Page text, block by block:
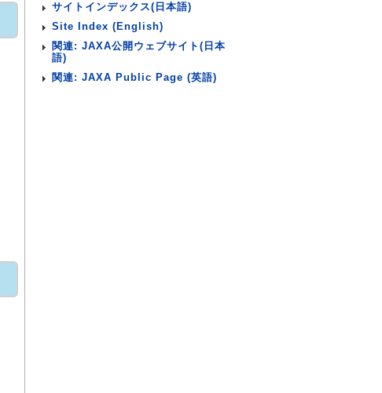
サイトインデックス(日本語)
Site Index (English)
関連: JAXA公開ウェブサイト(日本
語)
関連: JAXA Public Page (英語)